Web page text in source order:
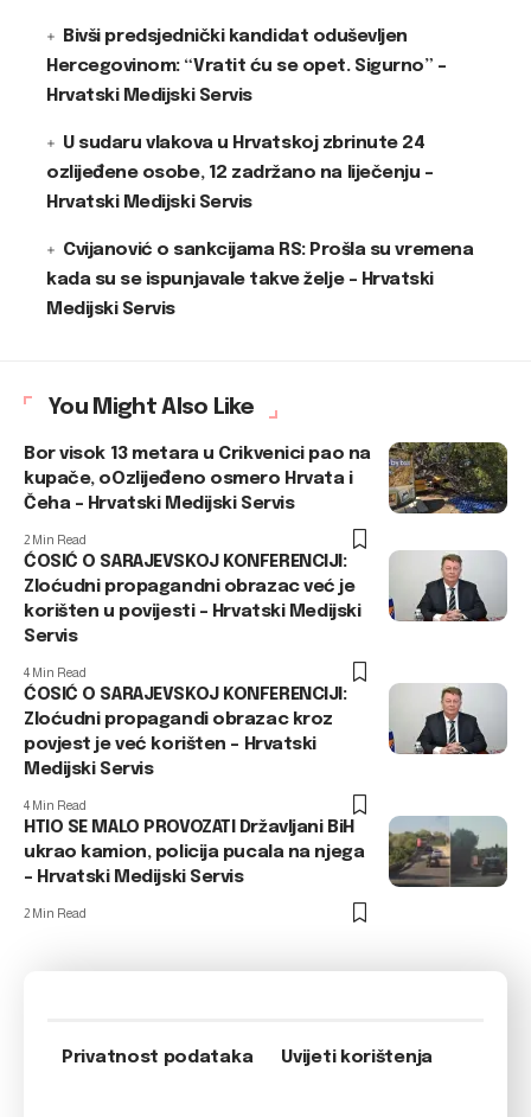
Bivši predsjednički kandidat oduševljen
Hercegovinom: “Vratit ću se opet. Sigurno” –
Hrvatski Medijski Servis
U sudaru vlakova u Hrvatskoj zbrinute 24
ozlijeđene osobe, 12 zadržano na liječenju –
Hrvatski Medijski Servis
Cvijanović o sankcijama RS: Prošla su vremena
kada su se ispunjavale takve želje – Hrvatski
Medijski Servis
You Might Also Like
Bor visok 13 metara u Crikvenici pao na
kupače, oOzlijeđeno osmero Hrvata i
Čeha – Hrvatski Medijski Servis
2 Min Read
ĆOSIĆ O SARAJEVSKOJ KONFERENCIJI:
Zloćudni propagandni obrazac već je
korišten u povijesti – Hrvatski Medijski
Servis
4 Min Read
ĆOSIĆ O SARAJEVSKOJ KONFERENCIJI:
Zloćudni propagandi obrazac kroz
povjest je već korišten – Hrvatski
Medijski Servis
4 Min Read
HTIO SE MALO PROVOZATI Državljani BiH
ukrao kamion, policija pucala na njega
– Hrvatski Medijski Servis
2 Min Read
Privatnost podataka Uvijeti korištenja